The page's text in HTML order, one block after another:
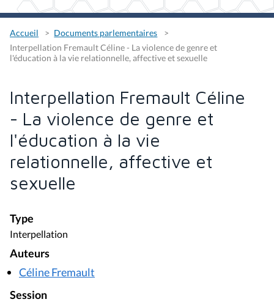
Accueil
Documents parlementaires
Interpellation Fremault Céline - La violence de genre et
l'éducation à la vie relationnelle, affective et sexuelle
Interpellation Fremault Céline
- La violence de genre et
l'éducation à la vie
relationnelle, affective et
sexuelle
Type
Interpellation
Auteurs
Céline Fremault
Session